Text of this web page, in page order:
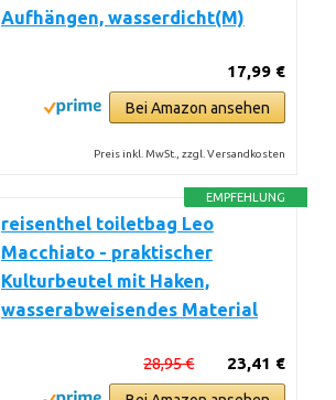
Aufhängen, wasserdicht(M)
17,99 €
Bei Amazon ansehen
Preis inkl. MwSt., zzgl. Versandkosten
EMPFEHLUNG
reisenthel toiletbag Leo
Macchiato - praktischer
Kulturbeutel mit Haken,
wasserabweisendes Material
23,41 €
28,95 €